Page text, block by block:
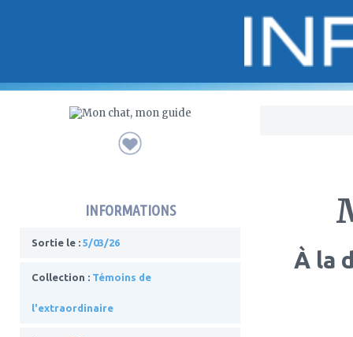
INFORMATIONS
Sortie le : 5/03/26
Collection : Témoins de
l'extraordinaire
À la